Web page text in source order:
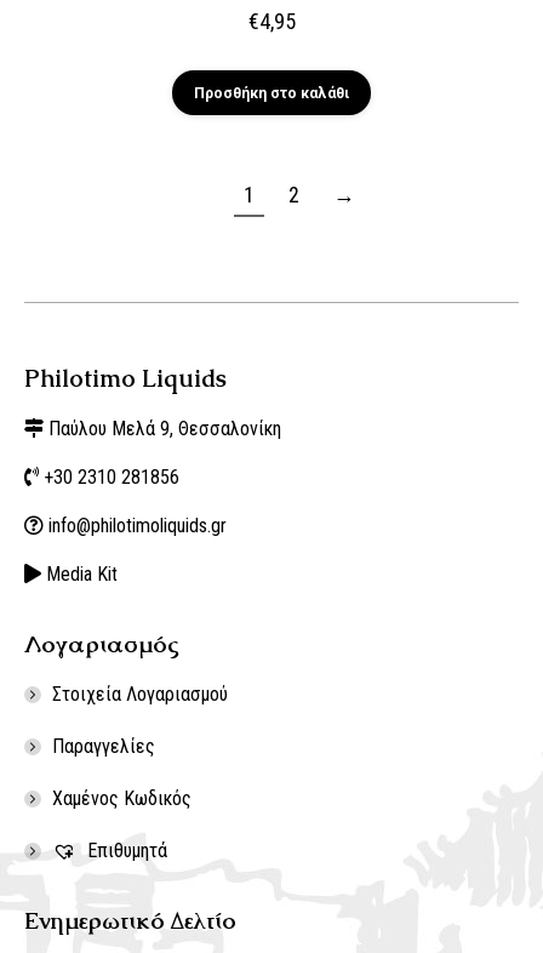
€4,95
Προσθήκη στο καλάθι
1 2 →
Philotimo Liquids
Παύλου Μελά 9, Θεσσαλονίκη
+30 2310 281856
info@philotimoliquids.gr
Media Kit
Λογαριασμός
Στοιχεία Λογαριασμού
Παραγγελίες
Χαμένος Κωδικός
Επιθυμητά
Ενημερωτικό Δελτίο